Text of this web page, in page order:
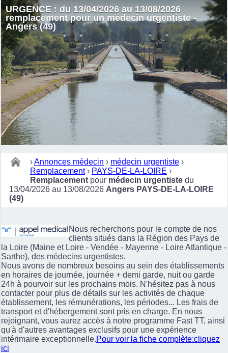
URGENCE : du 13/04/2026 au 13/08/2026
remplacement pour un médecin urgentiste -
Angers (49)
›Annonces médecin › médecin urgentiste ›
Remplacement › PAYS-DE-LA-LOIRE ›
Remplacement pour médecin urgentiste du
13/04/2026 au 13/08/2026 Angers PAYS-DE-LA-LOIRE
(49)
Nous recherchons pour le compte de nos
clients situés dans la Région des Pays de
la Loire (Maine et Loire - Vendée - Mayenne - Loire Atlantique -
Sarthe), des médecins urgentistes.
Nous avons de nombreux besoins au sein des établissements
en horaires de journée, journée + demi garde, nuit ou garde
24h à pourvoir sur les prochains mois. N'hésitez pas à nous
contacter pour plus de détails sur les activités de chaque
établissement, les rémunérations, les périodes... Les frais de
transport et d'hébergement sont pris en charge. En nous
rejoignant, vous aurez accès à notre programme Fast TT, ainsi
qu'à d'autres avantages exclusifs pour une expérience
intérimaire exceptionnelle.Pour voir la fiche complète:cliquez
ici